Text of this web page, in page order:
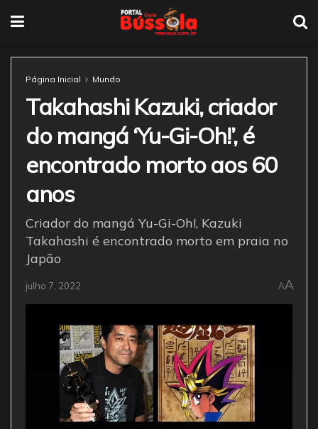
Página Inicial Mundo
Takahashi Kazuki, criador
do mangá ‘Yu-Gi-Oh!’, é
encontrado morto aos 60
anos
Criador do mangá Yu-Gi-Oh!, Kazuki
Takahashi é encontrado morto em praia no
Japão
julho 7, 2022 AA